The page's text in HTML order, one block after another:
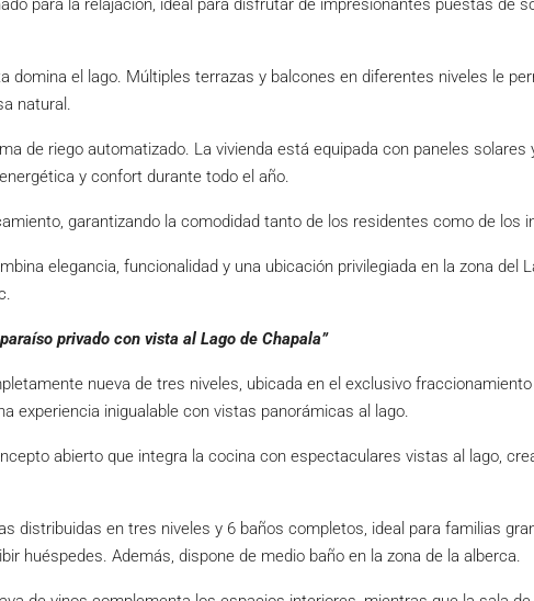
para la relajación, ideal para disfrutar de impresionantes puestas de
domina el lago. Múltiples terrazas y balcones en diferentes niveles le
natural.
de riego automatizado. La vivienda está equipada con paneles solares
y confort durante todo el año.
garantizando la comodidad tanto de los residentes como de los
elegancia, funcionalidad y una ubicación privilegiada en la zona del
paraíso privado con vista al Lago de Chapala”
nueva de tres niveles, ubicada en el exclusivo fraccionamiento
experiencia inigualable con vistas panorámicas al lago.
abierto que integra la cocina con espectaculares vistas al lago,
distribuidas en tres niveles y 6 baños completos, ideal para familias
huéspedes. Además, dispone de medio baño en la zona de la alberca.